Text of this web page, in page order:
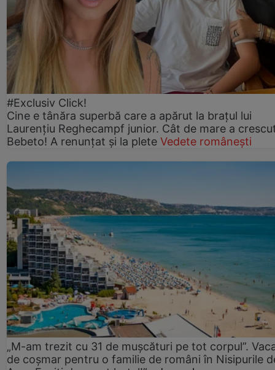
#Exclusiv Click!
Cine e tânăra superbă care a apărut la brațul lui
Laurențiu Reghecampf junior. Cât de mare a
Bebeto! A renunțat și la plete Vedete românești
„M-am trezit cu 31 de mușcături pe tot corpul”.
de coșmar pentru o familie de români în Nisipurile